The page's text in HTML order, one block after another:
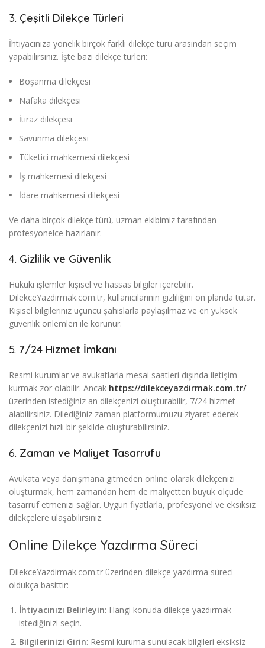
3. Çeşitli Dilekçe Türleri
İhtiyacınıza yönelik birçok farklı dilekçe türü arasından seçim
yapabilirsiniz. İşte bazı dilekçe türleri:
Boşanma dilekçesi
Nafaka dilekçesi
İtiraz dilekçesi
Savunma dilekçesi
Tüketici mahkemesi dilekçesi
İş mahkemesi dilekçesi
İdare mahkemesi dilekçesi
Ve daha birçok dilekçe türü, uzman ekibimiz tarafından
profesyonelce hazırlanır.
4. Gizlilik ve Güvenlik
Hukuki işlemler kişisel ve hassas bilgiler içerebilir.
DilekceYazdirmak.com.tr, kullanıcılarının gizliliğini ön planda tutar.
Kişisel bilgileriniz üçüncü şahıslarla paylaşılmaz ve en yüksek
güvenlik önlemleri ile korunur.
5. 7/24 Hizmet İmkanı
Resmi kurumlar ve avukatlarla mesai saatleri dışında iletişim
kurmak zor olabilir. Ancak https://dilekceyazdirmak.com.tr/
üzerinden istediğiniz an dilekçenizi oluşturabilir, 7/24 hizmet
alabilirsiniz. Dilediğiniz zaman platformumuzu ziyaret ederek
dilekçenizi hızlı bir şekilde oluşturabilirsiniz.
6. Zaman ve Maliyet Tasarrufu
Avukata veya danışmana gitmeden online olarak dilekçenizi
oluşturmak, hem zamandan hem de maliyetten büyük ölçüde
tasarruf etmenizi sağlar. Uygun fiyatlarla, profesyonel ve eksiksiz
dilekçelere ulaşabilirsiniz.
Online Dilekçe Yazdırma Süreci
DilekceYazdirmak.com.tr üzerinden dilekçe yazdırma süreci
oldukça basittir:
İhtiyacınızı Belirleyin: Hangi konuda dilekçe yazdırmak
istediğinizi seçin.
Bilgilerinizi Girin: Resmi kuruma sunulacak bilgileri eksiksiz